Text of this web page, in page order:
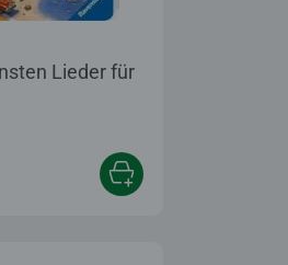
Lieder für
Bewertung 5,0 von 5